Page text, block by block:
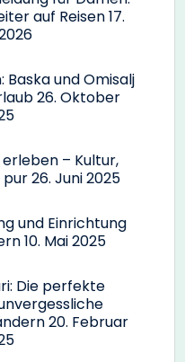
auf Reisen17.
und Omisalj
26. Oktober
– Kultur,
pur26. Juni 2025
und Einrichtung
10. Mai 2025
Die perfekte
20. Februar